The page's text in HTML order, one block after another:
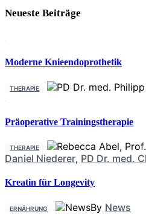
Neueste Beiträge
Moderne Knieendoprothetik
THERAPIE
Präoperative Trainingstherapie
THERAPIE
Daniel Niederer, PD Dr. med.
Kreatin für Longevity
ERNÄHRUNG By News